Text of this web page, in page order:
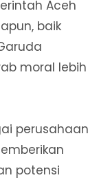
Aceh
baik
moral lebih
perusahaan
potensi